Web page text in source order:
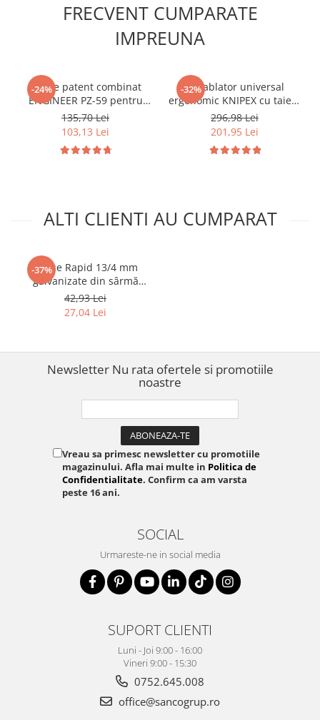
FRECVENT CUMPARATE
IMPREUNA
-24%
Cleste patent combinat
ENGINEER PZ-59 pentru
extragerea suruburilor
deteriorate si gripate 200
mm Fabricat in Japonia
135,70 Lei
103,13 Lei
-32%
Decablator universal
ergonomic KNIPEX cu taiere
longitudinala a izolatiei,
pentru cabluri rotunde,
fabricat in Germania 16 95
01 SB
296,98 Lei
201,95 Lei
ALTI CLIENTI AU CUMPARAT
-37%
Capse Rapid 13/4 mm
galvanizate din sârmă
subțire pentru tapițerie,
mobilier și textile, 5000
bucăți 11825700
42,93 Lei
27,04 Lei
Newsletter Nu rata ofertele si promotiile
noastre
Vreau sa primesc newsletter cu promotiile
magazinului. Afla mai multe in Politica de
Confidentialitate. Confirm ca am varsta
peste 16 ani.
SOCIAL
Urmareste-ne in social media
SUPORT CLIENTI
Luni - Joi 9:00 - 16:00
Vineri 9:00 - 15:30
0752.645.008
office@sancogrup.ro